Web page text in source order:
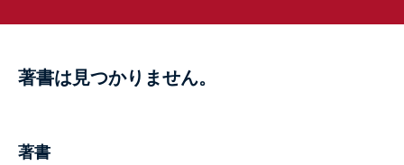
著書は見つかりません。
著書